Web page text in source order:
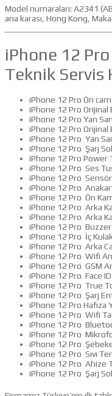
Model numaraları: A2341
ana karası, Hong Kong,
iPhone 12
Teknik Servis
iPhone 12 Pro Ön
iPhone 12 Pro Orijinal
iPhone 12 Pro Yan
iPhone 12 Pro Orijinal
iPhone 12 Pro Yan
iPhone 12 Pro Şarj
iPhone 12 Pro Power
iPhone 12 Pro Ses
iPhone 12 Pro
iPhone 12 Pro
iPhone 12 Pro Ön
iPhone 12 Pro Arka
iPhone 12 Pro Arka
iPhone 12 Pro
iPhone 12 Pro İç
iPhone 12 Pro Arka
iPhone 12 Pro Wifi
iPhone 12 Pro GSM
iPhone 12 Pro Face
iPhone 12 Pro True
iPhone 12 Pro Şarj
iPhone 12 Pro Hafıza
iPhone 12 Pro Wifi
iPhone 12 Pro
iPhone 12 Pro
iPhone 12 Pro
iPhone 12 Pro Sıvı
iPhone 12 Pro Ahize
iPhone 12 Pro Şarj